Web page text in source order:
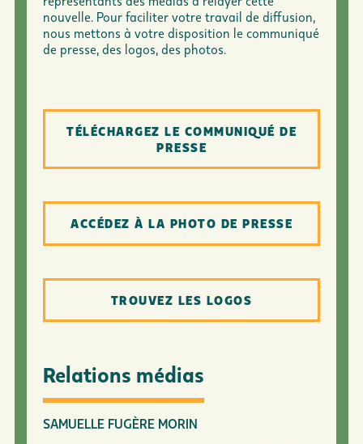
nouvelle. Pour faciliter votre travail de diffusion,
nous mettons à votre disposition le communiqué
de presse, des logos, des photos.
TÉLÉCHARGEZ LE COMMUNIQUÉ DE
PRESSE
ACCÉDEZ À LA PHOTO DE PRESSE
TROUVEZ LES LOGOS
Relations médias
SAMUELLE FUGÈRE MORIN